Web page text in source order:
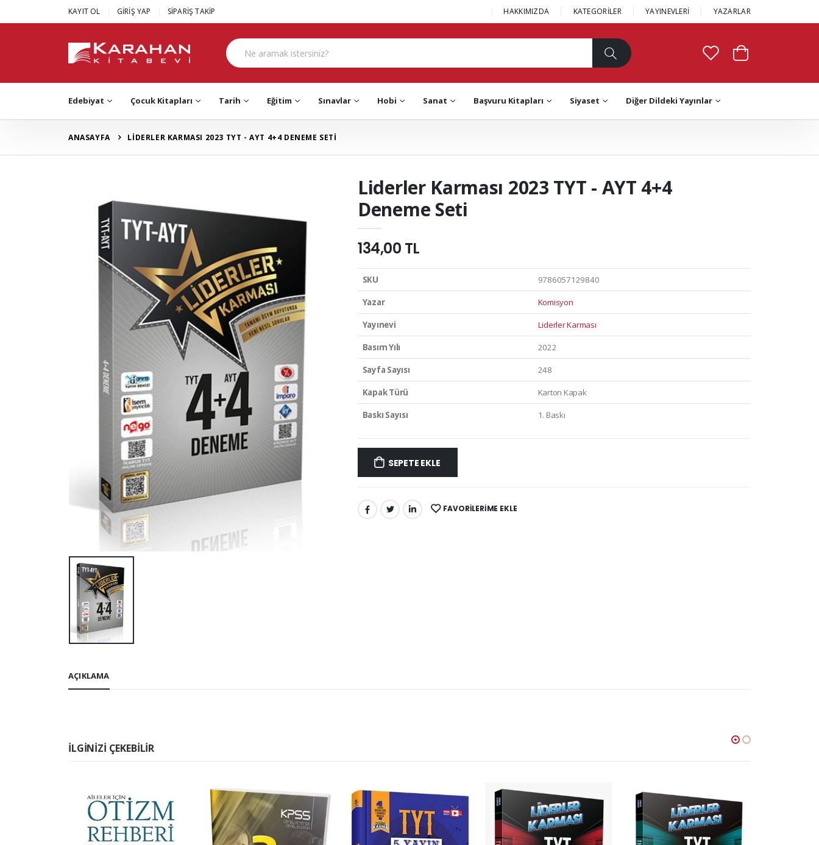
KAYIT OL GİRİŞ YAP SİPARİŞ TAKİP HAKKIMIZDA KATEGORİLER YAYINEVLERİ YAZARLAR
Edebiyat Çocuk Kitapları Tarih Eğitim Sınavlar Hobi Sanat Başvuru Kitapları Siyaset Diğer Dildeki Yayınlar
ANASAYFA LİDERLER KARMASI 2023 TYT - AYT 4+4 DENEME SETİ
Liderler Karması 2023 TYT - AYT 4+4
Deneme Seti
134,00 TL
SKU 9786057129840
Yazar Komisyon
Yayınevi Liderler Karması
Basım Yılı 2022
Sayfa Sayısı 248
Kapak Türü Karton Kapak
Baskı Sayısı 1. Baskı
SEPETE EKLE
PAYLAŞ: FAVORILERIME EKLE
AÇIKLAMA
İLGINIZI ÇEKEBILIR